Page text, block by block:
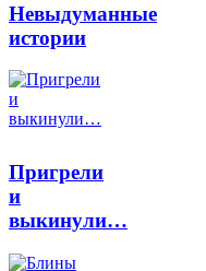
Невыдуманные
истории
Пригрели
и
выкинули…